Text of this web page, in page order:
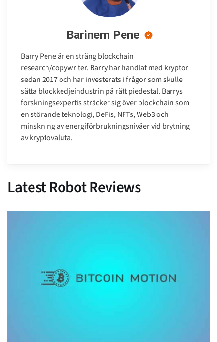
Barinem Pene
Barry Pene är en sträng blockchain
research/copywriter. Barry har handlat med kryptor
sedan 2017 och har investerats i frågor som skulle
sätta blockkedjeindustrin på rätt piedestal. Barrys
forskningsexpertis sträcker sig över blockchain som
en störande teknologi, DeFis, NFTs, Web3 och
minskning av energiförbrukningsnivåer vid brytning
av kryptovaluta.
Latest Robot Reviews